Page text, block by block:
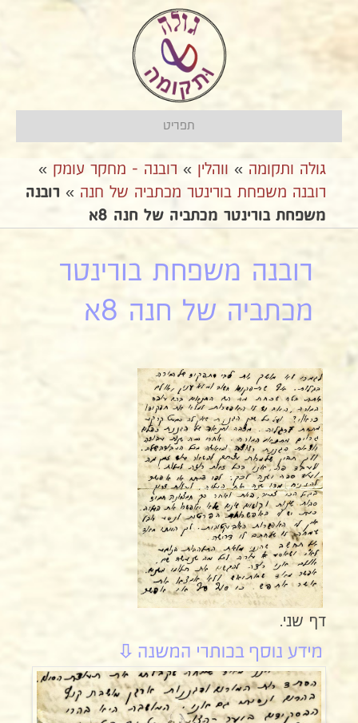
תפריט
גולה ותקומה » ווהלין » רובנה - מחקר עומק »
רובנה משפחת בורינטר מכתביה של חנה » רובנה
משפחת בורינטר מכתביה של חנה 8א
רובנה משפחת בורינטר
מכתביה של חנה 8א
דף שני.